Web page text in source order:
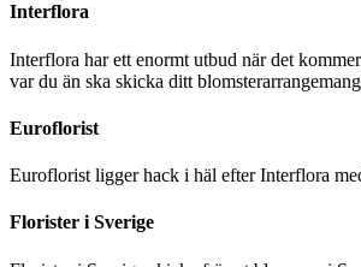
Interflora
Interflora har ett enormt utbud när det
var du än ska skicka ditt
Euroflorist
Euroflorist ligger hack i häl efter Interflora
Florister i Sverige